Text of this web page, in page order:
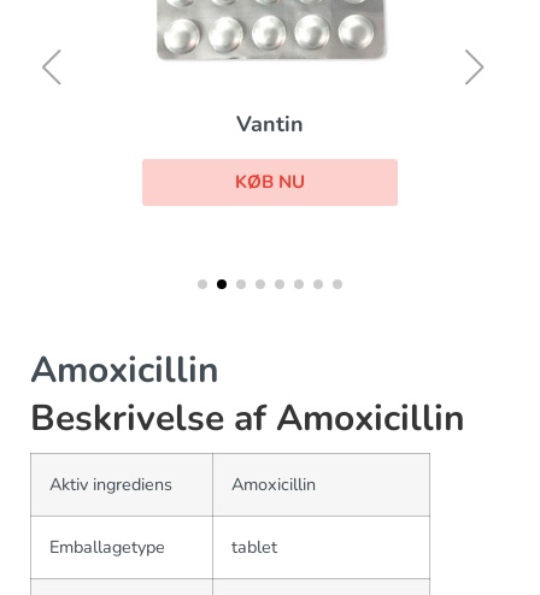
Vantin
KØB NU
Amoxicillin
Beskrivelse af Amoxicillin
Aktiv ingrediens Amoxicillin
Emballagetype tablet